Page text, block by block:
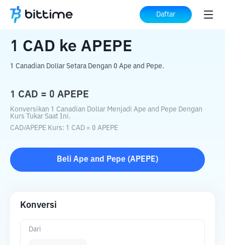
Daftar
Beranda Konverter Kripto ke APEPE
1 CAD ke APEPE
1 Canadian Dollar Setara Dengan 0 Ape and Pepe.
1 CAD = 0 APEPE
Konversikan 1 Canadian Dollar Menjadi Ape and Pepe Dengan
Kurs Tukar Saat Ini.
CAD/APEPE Kurs: 1 CAD = 0 APEPE
Beli Ape and Pepe (APEPE)
Konversi
Dari